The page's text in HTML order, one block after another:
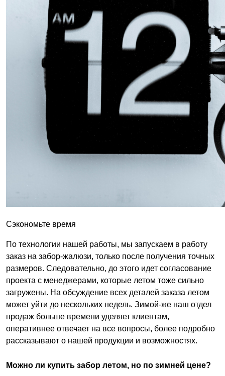
Сэкономьте время
По технологии нашей работы, мы запускаем в работу
заказ на забор-жалюзи, только после получения точных
размеров. Следовательно, до этого идет согласование
проекта с менеджерами, которые летом тоже сильно
загружены. На обсуждение всех деталей заказа летом
может уйти до нескольких недель. Зимой-же наш отдел
продаж больше времени уделяет клиентам,
оперативнее отвечает на все вопросы, более подробно
рассказывают о нашей продукции и возможностях.
Можно ли купить забор летом, но по зимней цене?